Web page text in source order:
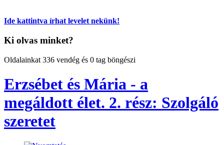
Ide kattintva írhat levelet nekünk!
Ki olvas minket?
Oldalainkat 336 vendég és 0 tag böngészi
Erzsébet és Mária - a
megáldott élet. 2. rész: Szolgáló
szeretet